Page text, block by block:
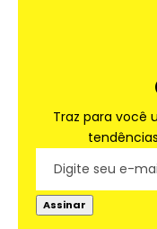
Traz para você